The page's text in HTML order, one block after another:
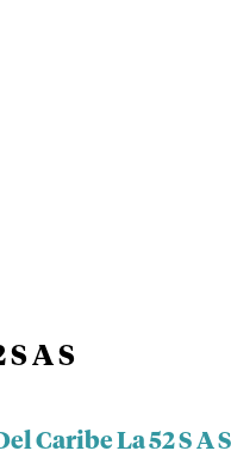
A S
Caribe La 52 S A S